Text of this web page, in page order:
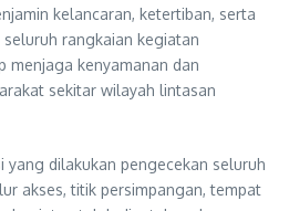
kelancaran, ketertiban, serta
rangkaian kegiatan
menjaga kenyamanan dan
sekitar wilayah lintasan
yang dilakukan pengecekan seluruh
akses, titik persimpangan, tempat